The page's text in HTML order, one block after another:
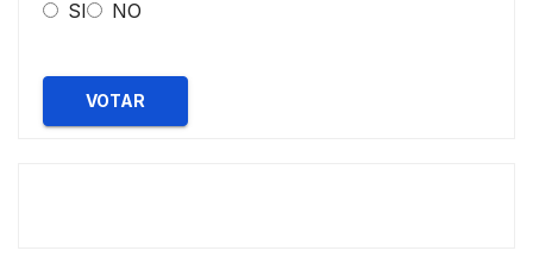
SI NO
VOTAR